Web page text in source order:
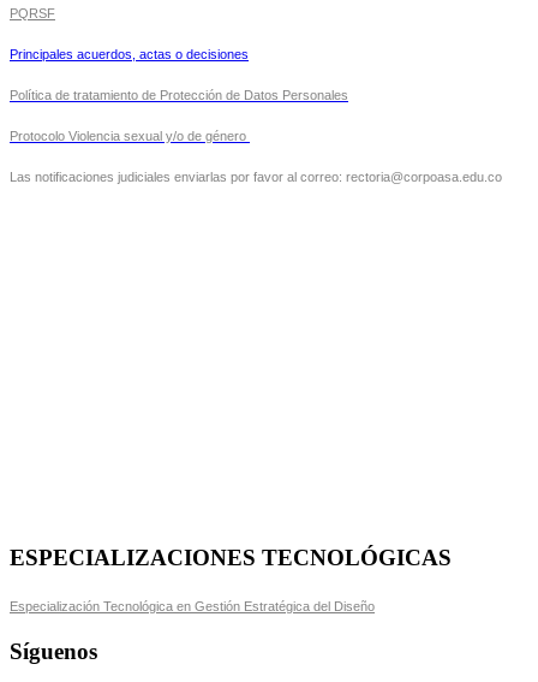
PQRSF
Principales acuerdos, actas o decisiones
Política de tratamiento de Protección de Datos Personales
Protocolo Violencia sexual y/o de género
Las notificaciones judiciales enviarlas por favor al correo: rectoria@corpoasa.edu.co
ESPECIALIZACIONES TECNOLÓGICAS
Especialización Tecnológica en Gestión Estratégica del Diseño
Síguenos